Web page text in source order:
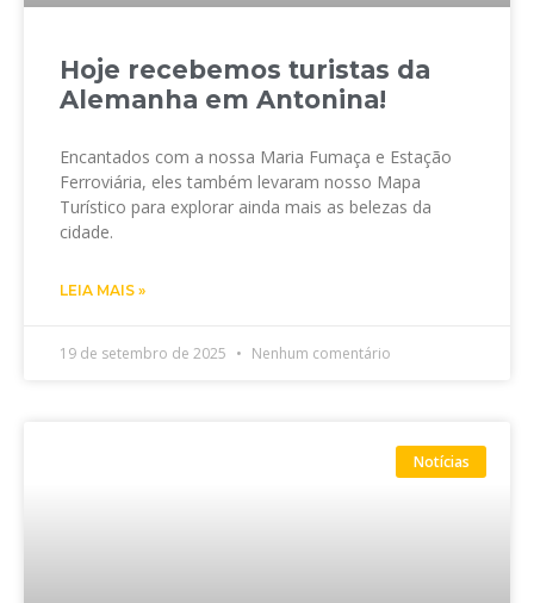
Hoje recebemos turistas da
Alemanha em Antonina!
Encantados com a nossa Maria Fumaça e Estação
Ferroviária, eles também levaram nosso Mapa
Turístico para explorar ainda mais as belezas da
cidade.
LEIA MAIS »
19 de setembro de 2025 Nenhum comentário
Notícias